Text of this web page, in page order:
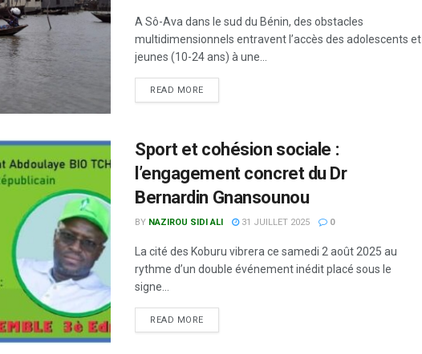
A Sô-Ava dans le sud du Bénin, des obstacles
multidimensionnels entravent l’accès des adolescents et
jeunes (10-24 ans) à une...
READ MORE
Sport et cohésion sociale :
l’engagement concret du Dr
Bernardin Gnansounou
BY NAZIROU SIDI ALI 31 JUILLET 2025 0
La cité des Koburu vibrera ce samedi 2 août 2025 au
rythme d’un double événement inédit placé sous le
signe...
READ MORE